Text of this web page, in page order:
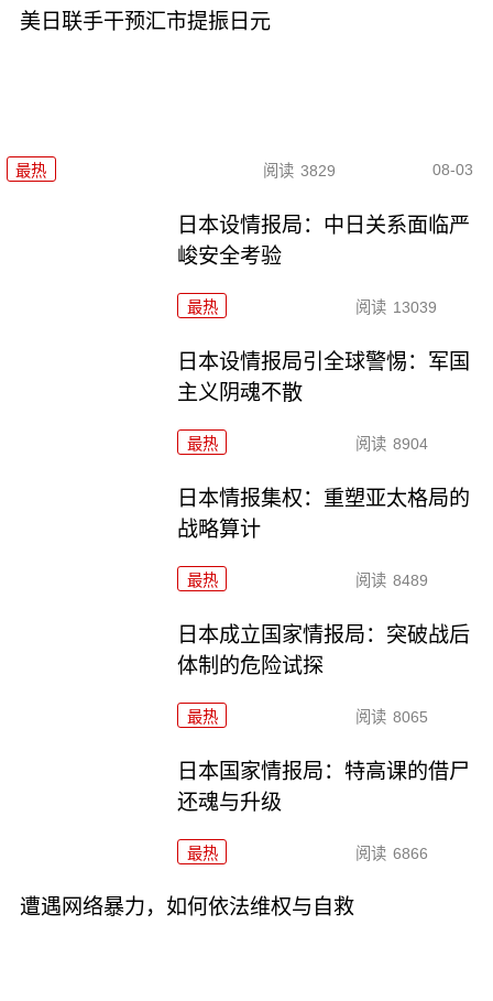
美日联手干预汇市提振日元
最热 阅读 3829 08-03
日本设情报局：中日关系面临严
峻安全考验
最热 阅读 13039
日本设情报局引全球警惕：军国
主义阴魂不散
最热 阅读 8904
日本情报集权：重塑亚太格局的
战略算计
最热 阅读 8489
日本成立国家情报局：突破战后
体制的危险试探
最热 阅读 8065
日本国家情报局：特高课的借尸
还魂与升级
最热 阅读 6866
遭遇网络暴力，如何依法维权与自救